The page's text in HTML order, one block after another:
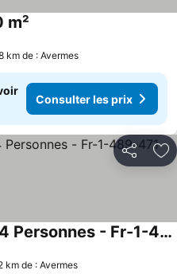
m²
km de : Avermes
Consulter les prix
Partager
Gite Couzon, 3 Pieces, 4 Personnes - Fr-1-489-471
km de : Avermes